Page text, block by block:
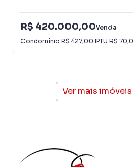
compradores com o mercado
Anuncie seu imóvel! É fácil,
Na Immobile Administradora de
temos uma equipe de marketing
campanhas específicas para
R$ 420.000,00Venda
Condomínio R$ 427,00·IPTU R$
Ver mais